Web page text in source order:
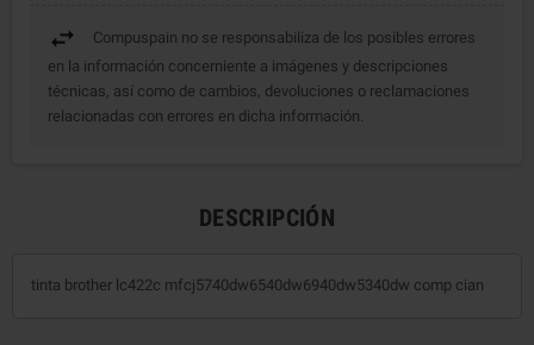
Compuspain no se responsabiliza de los posibles errores
en la información concerniente a imágenes y descripciones
técnicas, así como de cambios, devoluciones o reclamaciones
relacionadas con errores en dicha información.
DESCRIPCIÓN
tinta brother lc422c mfcj5740dw6540dw6940dw5340dw comp cian